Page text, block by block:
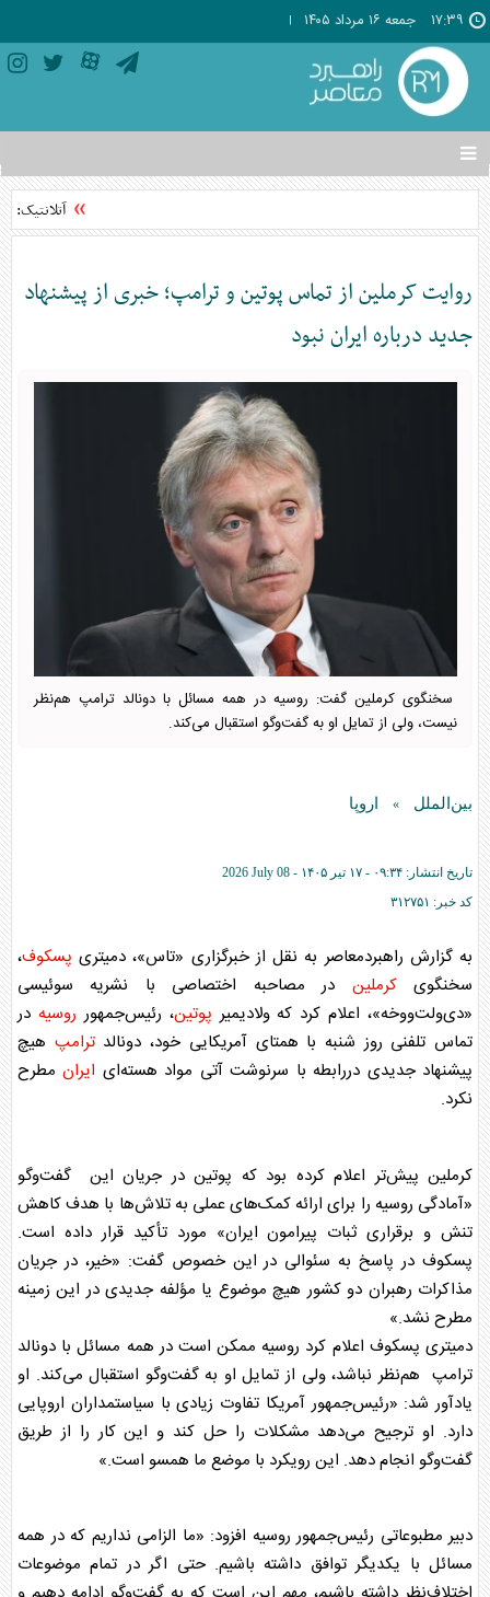
۱۷:۳۹ جمعه ۱۶ مرداد ۱۴۰۵
تغییر
وضعیت
منوی
ها
آتلانتیک:
روایت کرملین از تماس پوتین و ترامپ؛ خبری از پیشنهاد
جدید درباره ایران نبود
سخنگوی کرملین گفت: روسیه در همه مسائل با دونالد ترامپ هم‌نظر
نیست، ولی از تمایل او به گفت‌وگو استقبال می‌کند.
بین‌الملل » اروپا
تاریخ انتشار: ۰۹:۳۴ - ۱۷ تير ۱۴۰۵ -
2026 July 08
کد خبر: ۳۱۲۷۵۱
به گزارش راهبردمعاصر به نقل از خبرگزاری «تاس»، دمیتری پسکوف،
سخنگویکرملین در مصاحبه اختصاصی با نشریه سوئیسی
«دی‌ولت‌ووخه»، اعلام کرد که ولادیمیر پوتین، رئیس‌جمهور روسیه در
تماس تلفنی روز شنبه با همتای آمریکایی خود، دونالدترامپ هیچ
پیشنهاد جدیدی دررابطه با سرنوشت آتی مواد هسته‌ای ایرانمطرح
نکرد.
کرملینپیش‌تر اعلام کرده بود که پوتیندر جریان این گفت‌وگو
«آمادگی روسیه را برای ارائه کمک‌های عملی به تلاش‌ها با هدف کاهش
تنش و برقراری ثبات پیرامون ایران» مورد تأکید قرار داده است.
پسکوف در پاسخ به سئوالی در این خصوص گفت: «خیر، در جریان
مذاکرات رهبران دو کشور هیچ موضوع یا مؤلفه جدیدی در این زمینه
مطرح نشد.»
دمیتری پسکوف اعلام کرد روسیهممکن است در همه مسائل با دونالد
ترامپ هم‌نظر نباشد، ولی از تمایل او به گفت‌وگو استقبال می‌کند. او
یادآور شد: «رئیس‌جمهور آمریکا تفاوت زیادی با سیاستمداران اروپایی
دارد. او ترجیح می‌دهد مشکلات را حل کند و این کار را از طریق
گفت‌وگو انجام دهد. این رویکرد با موضع ما همسو است.»
دبیر مطبوعاتی رئیس‌جمهور روسیه افزود: «ما الزامی نداریم که در همه
مسائل با یکدیگر توافق داشته باشیم. حتی اگر در تمام موضوعات